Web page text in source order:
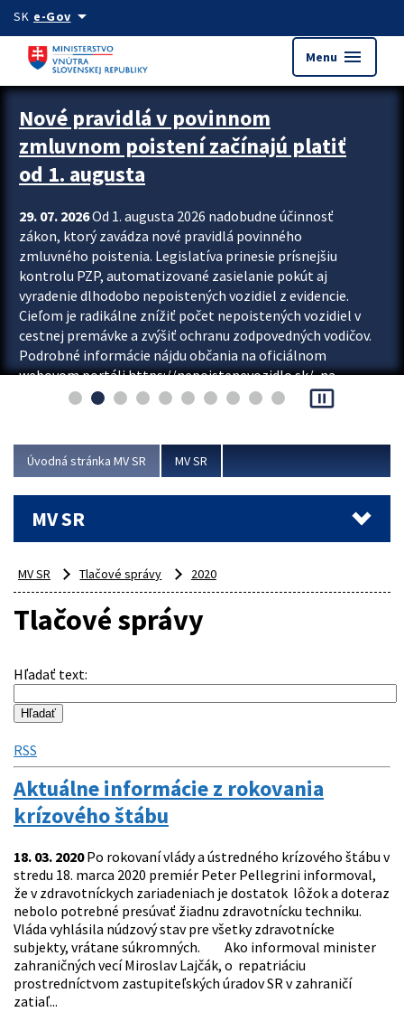
Preskocit na hlavný obsah
SK e-Govarrow_drop_down
Menu menu
Zastavit automatický posun upútavok
Nové pravidlá v povinnom
zmluvnom poistení začínajú platiť
od 1. augusta
29. 07. 2026Od 1. augusta 2026 nadobudne účinnosť
zákon, ktorý zavádza nové pravidlá povinného
zmluvného poistenia. Legislatíva prinesie prísnejšiu
kontrolu PZP, automatizované zasielanie pokút aj
vyradenie dlhodobo nepoistených vozidiel z evidencie.
Cieľom je radikálne znížiť počet nepoistených vozidiel v
cestnej premávke a zvýšiť ochranu zodpovedných vodičov.
Podrobné informácie nájdu občania na oficiálnom
webovom portáli https://nepoistenevozidlo.sk/, na
ktorom od augusta pribudne aj možnosť overiť si...
pause_presentation
Úvodná stránka MV SR MV SR
MV SR
MV SR Tlačové správy 2020
Tlačové správy
Hľadať text:
RSS
Aktuálne informácie z rokovania
krízového štábu
18. 03. 2020Po rokovaní vlády a ústredného krízového štábu v
stredu 18. marca 2020 premiér Peter Pellegrini informoval,
že v zdravotníckych zariadeniach je dostatok lôžok a doteraz
nebolo potrebné presúvať žiadnu zdravotnícku techniku.
Vláda vyhlásila núdzový stav pre všetky zdravotnícke
subjekty, vrátane súkromných. Ako informoval minister
zahraničných vecí Miroslav Lajčák, o repatriáciu
prostredníctvom zastupiteľských úradov SR v zahraničí
zatiaľ...